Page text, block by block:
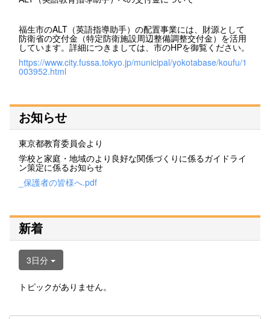
福生市のALT（英語指導助手）の配置事業には、財源として
防衛省の交付金（特定防衛施設周辺整備調整交付金）を活用
しています。詳細につきましては、市のHPを御覧ください。
https://www.city.fussa.tokyo.jp/municipal/yokotabase/koufu/1
003952.html
お知らせ
東京都教育委員会より
学校と家庭・地域のより良好な関係づくりに係るガイドライ
ン策定に係るお知らせ
_保護者の皆様へ.pdf
新着
3日分
トピックがありません。